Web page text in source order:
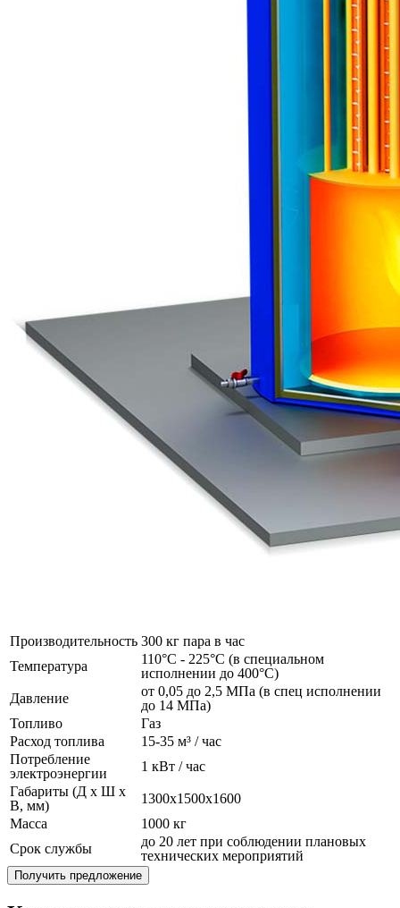
Производительность 300 кг пара в час
Температура
110°C - 225°C (в специальном
исполнении до 400°C)
Давление
от 0,05 до 2,5 МПа (в спец исполнении
до 14 МПа)
Топливо
Газ
Расход топлива
15-35 м³ / час
Потребление
электроэнергии
1 кВт / час
Габариты (Д x Ш x
В, мм)
1300x1500x1600
Масса
1000 кг
Срок службы
до 20 лет при соблюдении плановых
технических мероприятий
Получить предложение